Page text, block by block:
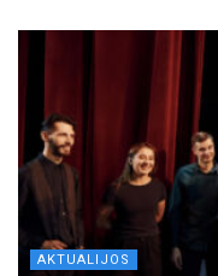
AKTUALIJOS